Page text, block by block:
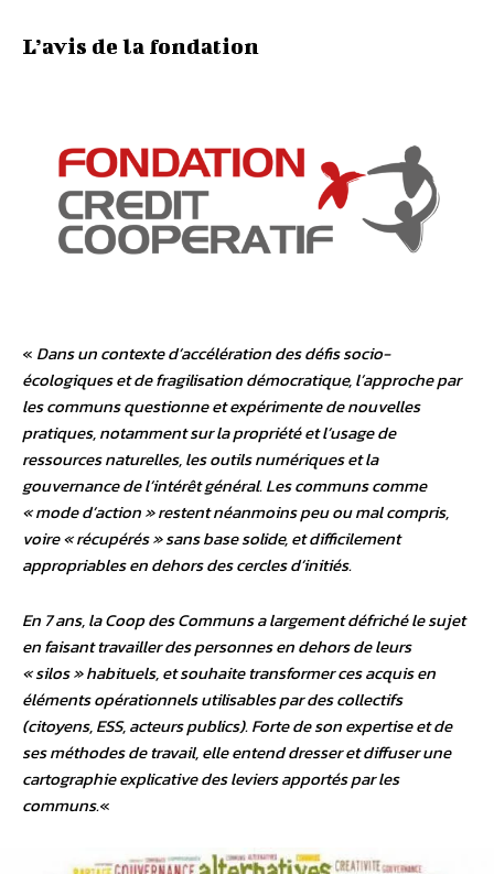
L’avis de la fondation
« Dans un contexte d’accélération des défis socio-
écologiques et de fragilisation démocratique, l’approche par
les communs questionne et expérimente de nouvelles
pratiques, notamment sur la propriété et l’usage de
ressources naturelles, les outils numériques et la
gouvernance de l’intérêt général. Les communs comme
« mode d’action » restent néanmoins peu ou mal compris,
voire « récupérés » sans base solide, et difficilement
appropriables en dehors des cercles d’initiés.
En 7 ans, la Coop des Communs a largement défriché le sujet
en faisant travailler des personnes en dehors de leurs
« silos » habituels, et souhaite transformer ces acquis en
éléments opérationnels utilisables par des collectifs
(citoyens, ESS, acteurs publics). Forte de son expertise et de
ses méthodes de travail, elle entend dresser et diffuser une
cartographie explicative des leviers apportés par les
communs.«